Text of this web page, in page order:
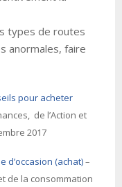
types de routes
anormales, faire
pour acheter
de l’Action et
2017
d’occasion (achat)–
de la consommation